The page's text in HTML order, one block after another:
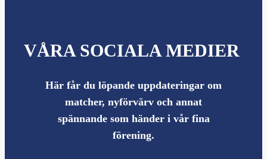
VÅRA SOCIALA MEDIER
Här får du löpande uppdateringar om
matcher, nyförvärv och annat
spännande som händer i vår fina
förening.